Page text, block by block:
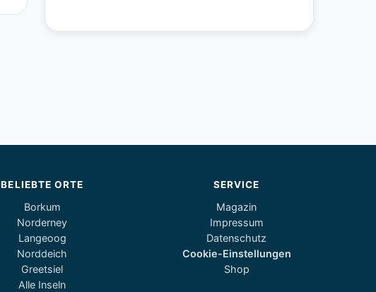
BELIEBTE ORTE
Borkum
Norderney
Langeoog
Norddeich
Greetsiel
Alle Inseln
SERVICE
Magazin
Impressum
Datenschutz
Cookie-Einstellungen
Shop